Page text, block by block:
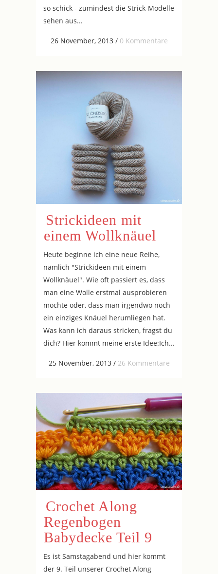
so schick - zumindest die Strick-Modelle
sehen aus...
26 November, 2013/ 0 Kommentare
Strickideen mit
einem Wollknäuel
Heute beginne ich eine neue Reihe,
nämlich "Strickideen mit einem
Wollknäuel". Wie oft passiert es, dass
man eine Wolle erstmal ausprobieren
möchte oder, dass man irgendwo noch
ein einziges Knäuel herumliegen hat.
Was kann ich daraus stricken, fragst du
dich? Hier kommt meine erste Idee:Ich...
25 November, 2013/ 26 Kommentare
Crochet Along
Regenbogen
Babydecke Teil 9
Es ist Samstagabend und hier kommt
der 9. Teil unserer Crochet Along